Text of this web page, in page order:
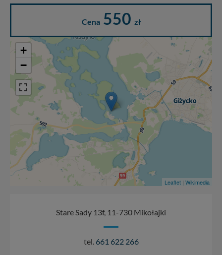
Cena550 zł
+
−
Leaflet | Wikimedia
Stare Sady 13f, 11-730 Mikołajki
tel. 661 622 266